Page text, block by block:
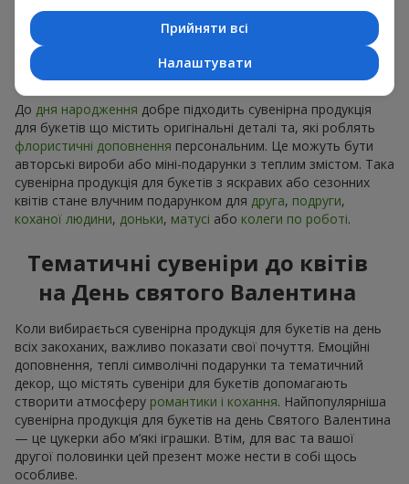
Сувенірна продукція до
букетів на День народження
До дня народження добре підходить сувенірна продукція
для букетів що містить оригінальні деталі та, які роблять
флористичні доповнення персональним. Це можуть бути
авторські вироби або міні-подарунки з теплим змістом. Така
сувенірна продукція для букетів з яскравих або сезонних
квітів стане влучним подарунком для друга, подруги,
коханої людини, доньки, матусі або колеги по роботі.
Тематичні сувеніри до квітів
на День святого Валентина
Коли вибирається сувенірна продукція для букетів на день
всіх закоханих, важливо показати свої почуття. Емоційні
доповнення, теплі символічні подарунки та тематичний
декор, що містять сувеніри для букетів допомагають
створити атмосферу романтики і кохання. Найпопулярніша
сувенірна продукція для букетів на день Святого Валентина
— це цукерки або м’які іграшки. Втім, для вас та вашої
другої половинки цей презент може нести в собі щось
особливе.
Прийняти всі
Налаштувати